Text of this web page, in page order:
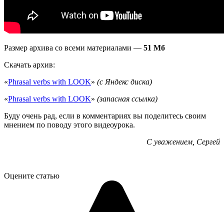
Размер архива со всеми материалами — 51 Мб
Скачать архив:
«Phrasal verbs with LOOK» (с Яндекс диска)
«Phrasal verbs with LOOK» (запасная ссылка)
Буду очень рад, если в комментариях вы поделитесь своим
мнением по поводу этого видеоурока.
С уважением, Сергей
Оцените статью